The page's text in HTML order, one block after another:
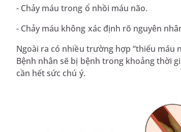
- Chảy máu trong ổ nhồi máu não.
- Chảy máu không xác định rõ nguyên
Ngoài ra có nhiều trường hợp “thiếu máu
Bệnh nhân sẽ bị bệnh trong khoảng thời
cần hết sức chú ý.